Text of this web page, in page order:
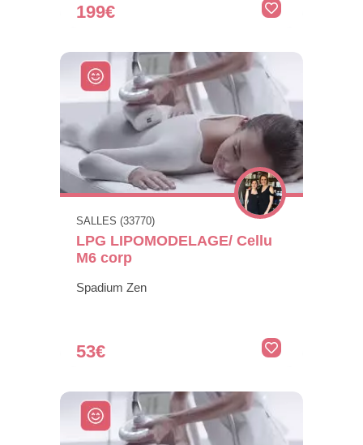
199€
SALLES (33770)
LPG LIPOMODELAGE/ Cellu
M6 corp
Spadium Zen
53€